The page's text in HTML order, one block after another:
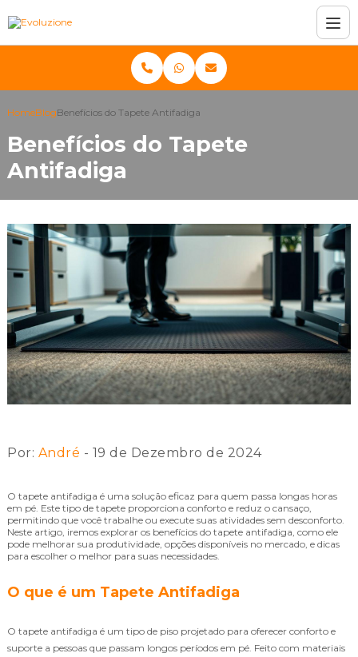
HomeBlogBenefícios do Tapete Antifadiga
Benefícios do Tapete
Antifadiga
Por: André - 19 de Dezembro de 2024
O tapete antifadiga é uma solução eficaz para quem passa longas horas
em pé. Este tipo de tapete proporciona conforto e reduz o cansaço,
permitindo que você trabalhe ou execute suas atividades sem desconforto.
Neste artigo, iremos explorar os benefícios do tapete antifadiga, como ele
pode melhorar sua produtividade, opções disponíveis no mercado, e dicas
para escolher o melhor para suas necessidades.
O que é um Tapete Antifadiga
O tapete antifadiga é um tipo de piso projetado para oferecer conforto e
suporte a pessoas que passam longos períodos em pé. Feito com materiais